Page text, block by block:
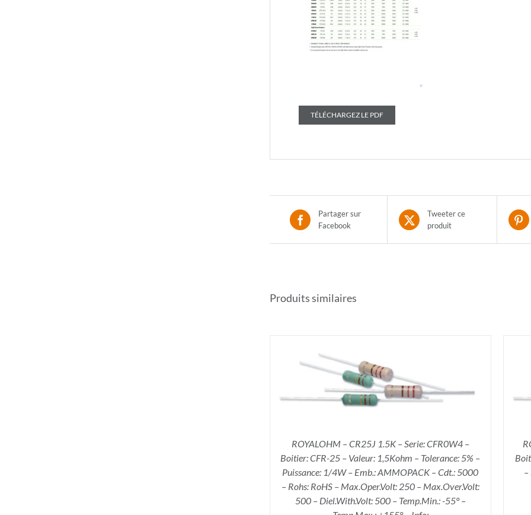
TÉLÉCHARGEZ LE PDF
Partager sur
Facebook
Tweeter ce
produit
Produits similaires
ROYALOHM – CR25J 1.5K – Serie: CFR0W4 –
Boitier: CFR-25 – Valeur: 1,5Kohm – Tolerance: 5% –
Puissance: 1/4W – Emb.: AMMOPACK – Cdt.: 5000
– Rohs: RoHS – Max.Oper.Volt: 250 – Max.Over.Volt:
500 – Diel.With.Volt: 500 – Temp.Min.: -55° –
AJOUTER AU PANIER /
–